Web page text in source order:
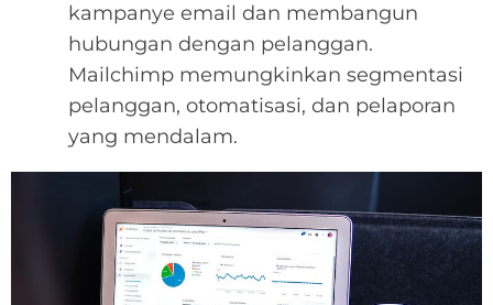
kampanye email dan membangun
hubungan dengan pelanggan.
Mailchimp memungkinkan segmentasi
pelanggan, otomatisasi, dan pelaporan
yang mendalam.